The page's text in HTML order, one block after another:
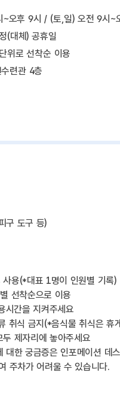
~오후 9시 / (토,일) 오전 9시~
(대체) 공휴일
위로 선착순 이용
련관 4층
구 도구 등)
용(*대표 1명이 인원별 기록)
선착순으로 이용
시간을 지켜주세요
취식 금지(*음식물 취식은 휴
제자리에 놓아주세요
한 궁금증은 인포메이션 데
주차가 어려울 수 있습니다.